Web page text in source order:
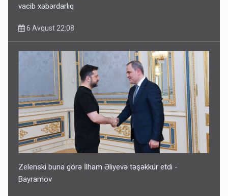
vacib xəbərdarlıq
6 Avqust 22:08
Zelenski buna görə İlham Əliyevə təşəkkür etdi -
Bayramov